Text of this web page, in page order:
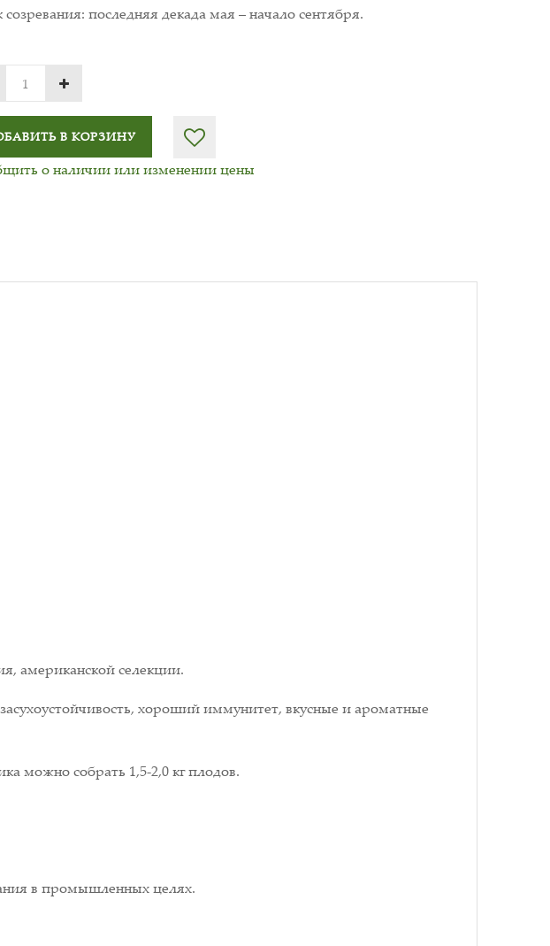
последняя декада мая – начало сентября.
В КОРЗИНУ
о наличии или изменении цены
американской селекции.
хороший иммунитет, вкусные и ароматные
можно собрать 1,5-2,0 кг плодов.
в промышленных целях.